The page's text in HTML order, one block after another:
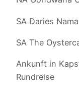
SA Daries
SA The
Ankunft in
Rundreise